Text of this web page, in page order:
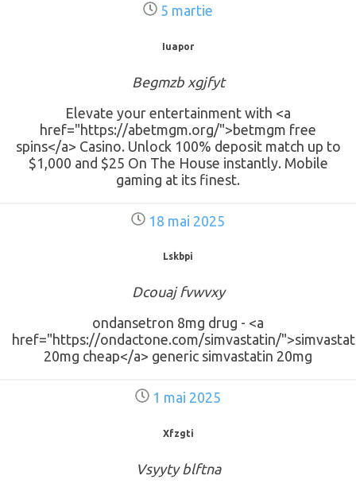
5 martie
Iuapor
Begmzb xgjfyt
Elevate your entertainment with <a
href="https://abetmgm.org/">betmgm free
spins</a> Casino. Unlock 100% deposit match up to
$1,000 and $25 On The House instantly. Mobile
gaming at its finest.
18 mai 2025
Lskbpi
Dcouaj fvwvxy
ondansetron 8mg drug - <a
href="https://ondactone.com/simvastatin/
20mg cheap</a> generic simvastatin 20mg
1 mai 2025
Xfzgti
Vsyyty blftna